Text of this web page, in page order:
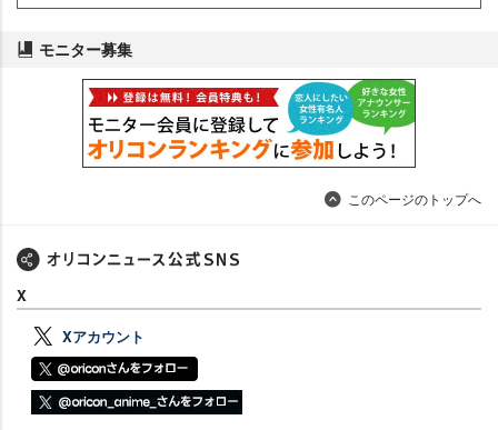
モニター募集
このページのトップへ
X
Xアカウント